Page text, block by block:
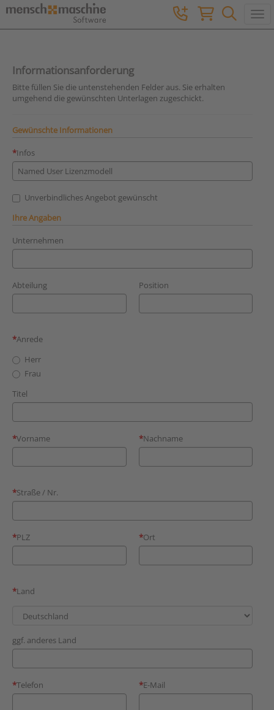
Informationsanforderung
Bitte füllen Sie die untenstehenden Felder aus. Sie erhalten
umgehend die gewünschten Unterlagen zugeschickt.
Gewünschte Informationen
Infos
Unverbindliches Angebot gewünscht
Ihre Angaben
Unternehmen
Abteilung Position
Anrede
Herr
Frau
Titel
Vorname Nachname
Straße / Nr.
PLZ Ort
Land
ggf. anderes Land
Telefon E-Mail